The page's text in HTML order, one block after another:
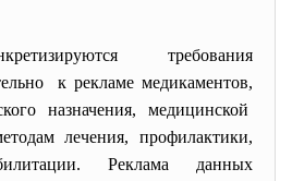
требования
к рекламе медикаментов,
назначения, медицинской
лечения, профилактики,
Реклама данных